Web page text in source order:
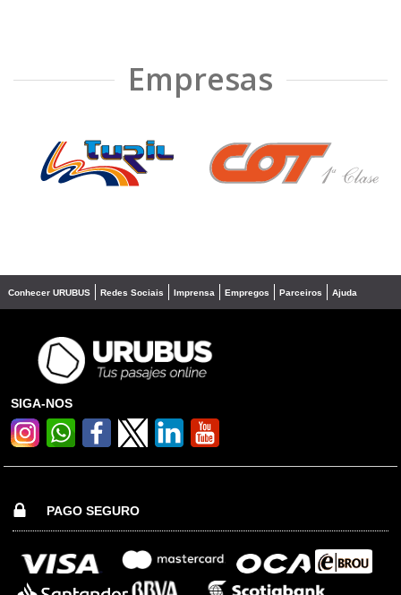
Empresas
❮ ❯
Conhecer URUBUS Redes Sociais Imprensa Empregos Parceiros Ajuda
SIGA-NOS
PAGO SEGURO